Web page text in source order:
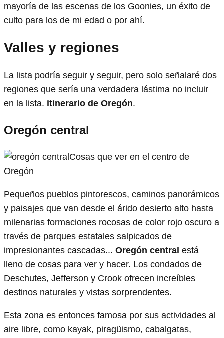
mayoría de las escenas de los Goonies, un éxito de
culto para los de mi edad o por ahí.
Valles y regiones
La lista podría seguir y seguir, pero solo señalaré dos
regiones que sería una verdadera lástima no incluir
en la lista. itinerario de Oregón.
Oregón central
Cosas que ver en el centro de
Oregón
Pequeños pueblos pintorescos, caminos panorámicos
y paisajes que van desde el árido desierto alto hasta
milenarias formaciones rocosas de color rojo oscuro a
través de parques estatales salpicados de
impresionantes cascadas... Oregón central está
lleno de cosas para ver y hacer. Los condados de
Deschutes, Jefferson y Crook ofrecen increíbles
destinos naturales y vistas sorprendentes.
Esta zona es entonces famosa por sus actividades al
aire libre, como kayak, piragüismo, cabalgatas,